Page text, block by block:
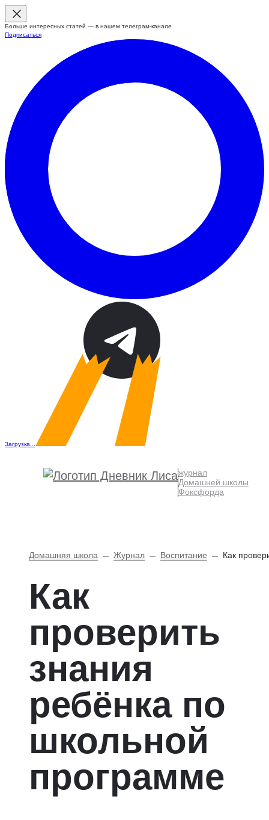
Больше интересных статей — в нашем телеграм-канале
Подписаться
Загрузка...
журнал
Домашней школы
Фоксфорда
Домашняя школа Журнал Воспитание Как
Как
проверить
знания
ребёнка по
школьной
программе